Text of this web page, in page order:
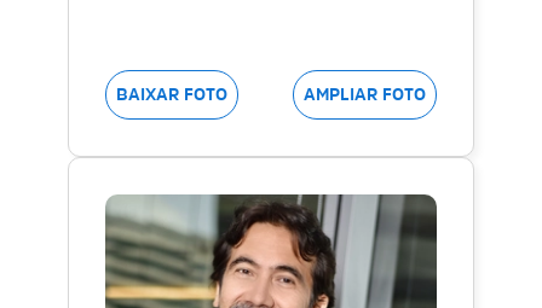
BAIXAR FOTO AMPLIAR FOTO